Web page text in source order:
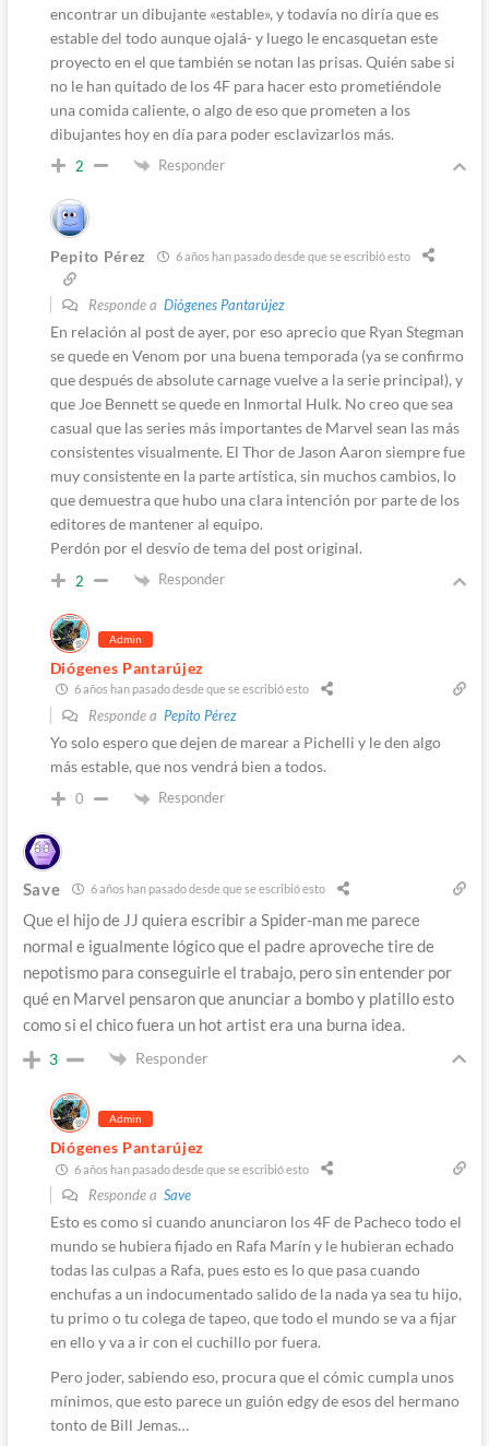
encontrar un dibujante «estable», y todavía no diría que es
estable del todo aunque ojalá- y luego le encasquetan este
proyecto en el que también se notan las prisas. Quién sabe si
no le han quitado de los 4F para hacer esto prometiéndole
una comida caliente, o algo de eso que prometen a los
dibujantes hoy en día para poder esclavizarlos más.
2 Responder
Pepito Pérez 6 años han pasado desde que se escribió esto
Responde a Diógenes Pantarújez
En relación al post de ayer, por eso aprecio que Ryan Stegman
se quede en Venom por una buena temporada (ya se confirmo
que después de absolute carnage vuelve a la serie principal), y
que Joe Bennett se quede en Inmortal Hulk. No creo que sea
casual que las series más importantes de Marvel sean las más
consistentes visualmente. El Thor de Jason Aaron siempre fue
muy consistente en la parte artística, sin muchos cambios, lo
que demuestra que hubo una clara intención por parte de los
editores de mantener al equipo.
Perdón por el desvío de tema del post original.
2 Responder
Admin
Diógenes Pantarújez
6 años han pasado desde que se escribió esto
Responde a Pepito Pérez
Yo solo espero que dejen de marear a Pichelli y le den algo
más estable, que nos vendrá bien a todos.
0 Responder
Save 6 años han pasado desde que se escribió esto
Que el hijo de JJ quiera escribir a Spider-man me parece
normal e igualmente lógico que el padre aproveche tire de
nepotismo para conseguirle el trabajo, pero sin entender por
qué en Marvel pensaron que anunciar a bombo y platillo esto
como si el chico fuera un hot artist era una burna idea.
3 Responder
Admin
Diógenes Pantarújez
6 años han pasado desde que se escribió esto
Responde a Save
Esto es como si cuando anunciaron los 4F de Pacheco todo el
mundo se hubiera fijado en Rafa Marín y le hubieran echado
todas las culpas a Rafa, pues esto es lo que pasa cuando
enchufas a un indocumentado salido de la nada ya sea tu hijo,
tu primo o tu colega de tapeo, que todo el mundo se va a fijar
en ello y va a ir con el cuchillo por fuera.
Pero joder, sabiendo eso, procura que el cómic cumpla unos
mínimos, que esto parece un guión edgy de esos del hermano
tonto de Bill Jemas…